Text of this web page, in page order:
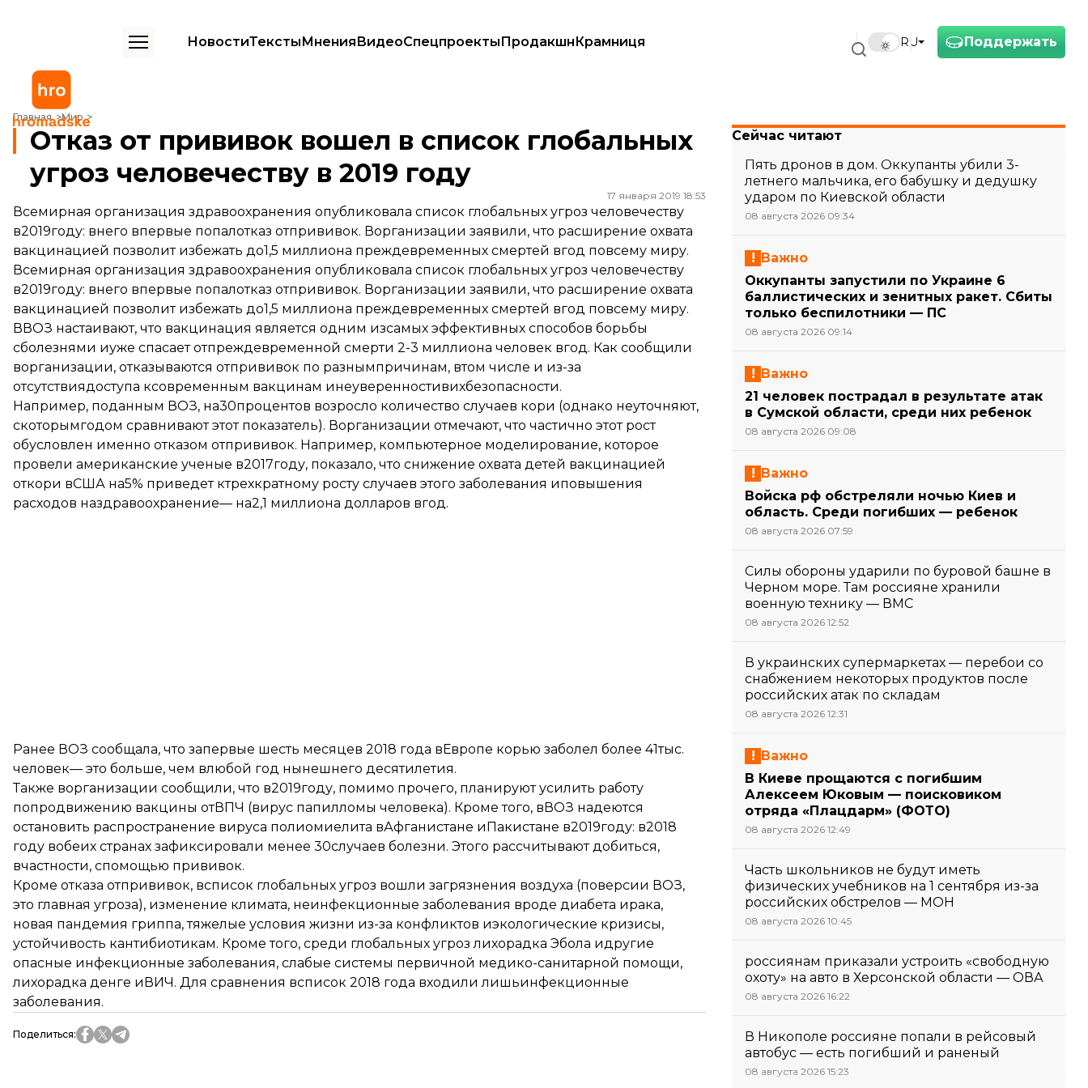
Поддержать
RU
НовостиТекстыМненияВидеоСпецпроектыПродакшнКрамниця
Главная Мир
Отказ от прививок вошел в список глобальных угроз человечеству в 2019 году
Отказ от прививок вошел в список глобальных
угроз человечеству в 2019 году
17 января 2019 18:53
Всемирная организация здравоохранения опубликовала список глобальных угроз человечеству
в2019году: внего впервые попалотказ отпрививок. Ворганизации заявили, что расширение охвата
вакцинацией позволит избежать до1,5 миллиона преждевременных смертей вгод повсему миру.
Всемирная организация здравоохранения опубликовала список глобальных угроз человечеству
в2019году: внего впервые попалотказ отпрививок. Ворганизации заявили, что расширение охвата
вакцинацией позволит избежать до1,5 миллиона преждевременных смертей вгод повсему миру.
ВВОЗ настаивают, что вакцинация является одним изсамых эффективных способов борьбы
сболезнями иуже спасает отпреждевременной смерти 2-3 миллиона человек вгод. Как сообщили
ворганизации, отказываются отпрививок по разнымпричинам, втом числе и из-за
отсутствиядоступа ксовременным вакцинам инеуверенностивихбезопасности.
Например, поданным ВОЗ, на30процентов возросло количество случаев кори (однако неуточняют,
скоторымгодом сравнивают этот показатель). Ворганизации отмечают, что частично этот рост
обусловлен именно отказом отпрививок. Например, компьютерное моделирование, которое
провели американские ученые в2017году, показало, что снижение охвата детей вакцинацией
откори вСША на5% приведет ктрехкратному росту случаев этого заболевания иповышения
расходов наздравоохранение— на2,1 миллиона долларов вгод.
Ранее ВОЗ сообщала, что запервые шесть месяцев 2018 года вЕвропе корью заболел более 41тыс.
человек— это больше, чем влюбой год нынешнего десятилетия.
Также ворганизации сообщили, что в2019году, помимо прочего, планируют усилить работу
попродвижению вакцины отВПЧ (вирус папилломы человека). Кроме того, вВОЗ надеются
остановить распространение вируса полиомиелита вАфганистане иПакистане в2019году: в2018
году вобеих странах зафиксировали менее 30случаев болезни. Этого рассчитывают добиться,
вчастности, спомощью прививок.
Кроме отказа отпрививок, всписок глобальных угроз вошли загрязнения воздуха (поверсии ВОЗ,
это главная угроза), изменение климата, неинфекционные заболевания вроде диабета ирака,
новая пандемия гриппа, тяжелые условия жизни из-за конфликтов иэкологические кризисы,
устойчивость кантибиотикам. Кроме того, среди глобальных угроз лихорадка Эбола идругие
опасные инфекционные заболевания, слабые системы первичной медико-санитарной помощи,
лихорадка денге иВИЧ. Для сравнения всписок 2018 года входили лишьинфекционные
заболевания.
Поделиться:
Сейчас читают
Пять дронов в дом. Оккупанты убили 3-
летнего мальчика, его бабушку и дедушку
ударом по Киевской области
08 августа 2026 09:34
Важно
Оккупанты запустили по Украине 6
баллистических и зенитных ракет. Сбиты
только беспилотники — ПС
08 августа 2026 09:14
Важно
21 человек пострадал в результате атак
в Сумской области, среди них ребенок
08 августа 2026 09:08
Важно
Войска рф обстреляли ночью Киев и
область. Среди погибших — ребенок
08 августа 2026 07:59
Силы обороны ударили по буровой башне в
Черном море. Там россияне хранили
военную технику — ВМС
08 августа 2026 12:52
В украинских супермаркетах — перебои со
снабжением некоторых продуктов после
российских атак по складам
08 августа 2026 12:31
Важно
В Киеве прощаются с погибшим
Алексеем Юковым — поисковиком
отряда «Плацдарм» (ФОТО)
08 августа 2026 12:49
Часть школьников не будут иметь
физических учебников на 1 сентября из-за
российских обстрелов — МОН
08 августа 2026 10:45
россиянам приказали устроить «свободную
охоту» на авто в Херсонской области — ОВА
08 августа 2026 16:22
В Никополе россияне попали в рейсовый
автобус — есть погибший и раненый
08 августа 2026 15:23